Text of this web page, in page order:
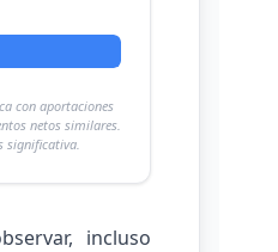
con aportaciones
netos similares.
significativa.
incluso